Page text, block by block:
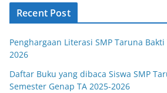
Recent Post
Penghargaan Literasi SMP Taruna
2026
Daftar Buku yang dibaca Siswa SMP
Semester Genap TA 2025-2026